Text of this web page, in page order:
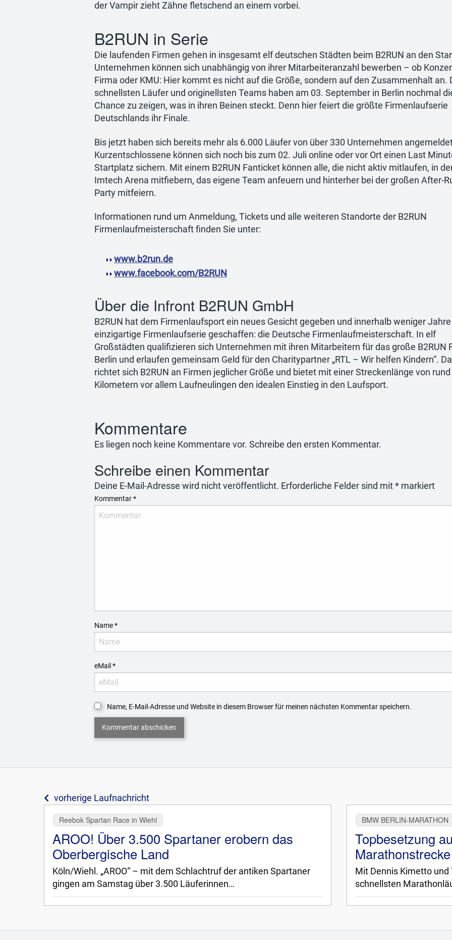
der Vampir zieht Zähne fletschend an einem vorbei.
B2RUN in Serie
Die laufenden Firmen gehen in insgesamt elf deutschen Städten beim B2RUN an den
Unternehmen können sich unabhängig von ihrer Mitarbeiteranzahl bewerben – ob
Firma oder KMU: Hier kommt es nicht auf die Größe, sondern auf den Zusammenhalt an.
schnellsten Läufer und originellsten Teams haben am 03. September in Berlin nochmal
Chance zu zeigen, was in ihren Beinen steckt. Denn hier feiert die größte Firmenlaufserie
Deutschlands ihr Finale.
Bis jetzt haben sich bereits mehr als 6.000 Läufer von über 330 Unternehmen
Kurzentschlossene können sich noch bis zum 02. Juli online oder vor Ort einen Last
Startplatz sichern. Mit einem B2RUN Fanticket können alle, die nicht aktiv mitlaufen, in
Imtech Arena mitfiebern, das eigene Team anfeuern und hinterher bei der großen After-
Party mitfeiern.
Informationen rund um Anmeldung, Tickets und alle weiteren Standorte der B2RUN
Firmenlaufmeisterschaft finden Sie unter:
www.b2run.de
www.facebook.com/B2RUN
Über die Infront B2RUN GmbH
B2RUN hat dem Firmenlaufsport ein neues Gesicht gegeben und innerhalb weniger
einzigartige Firmenlaufserie geschaffen: die Deutsche Firmenlaufmeisterschaft. In elf
Großstädten qualifizieren sich Unternehmen mit ihren Mitarbeitern für das große B2RUN
Berlin und erlaufen gemeinsam Geld für den Charitypartner „RTL – Wir helfen Kindern“.
richtet sich B2RUN an Firmen jeglicher Größe und bietet mit einer Streckenlänge von
Kilometern vor allem Laufneulingen den idealen Einstieg in den Laufsport.
Kommentare
Es liegen noch keine Kommentare vor. Schreibe den ersten Kommentar.
Schreibe einen Kommentar
Deine E-Mail-Adresse wird nicht veröffentlicht. Erforderliche Felder sind mit *markiert
Kommentar*
Name*
eMail *
Name, E-Mail-Adresse und Website in diesem Browser für meinen nächsten Kommentar speichern.
vorherige Laufnachricht
Reebok Spartan Race in Wiehl
AROO! Über 3.500 Spartaner erobern das
Oberbergische Land
Köln/Wiehl. „AROO“ – mit dem Schlachtruf der antiken Spartaner
gingen am Samstag über 3.500 Läuferinnen…
BMW BERLIN-MARATHON
Topbesetzung
Mit Dennis Kimetto und
schnellsten